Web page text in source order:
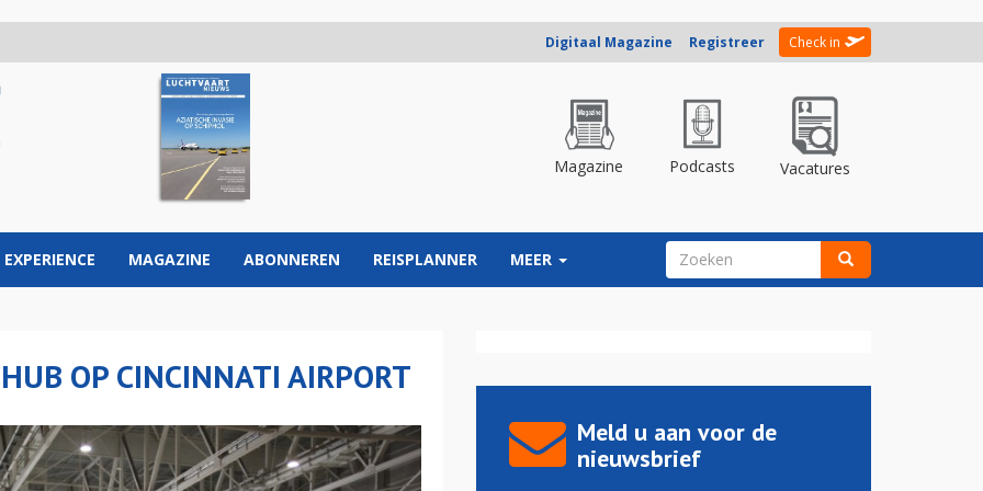
Digitaal Magazine Registreer Check in
Magazine Podcasts Vacatures
EXPERIENCE MAGAZINE ABONNEREN REISPLANNER MEER ZOEKVELD
OP CINCINNATI AIRPORT
Meld u aan voor de
nieuwsbrief